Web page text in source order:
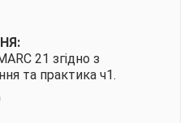
21 згідно з
та практика ч1.